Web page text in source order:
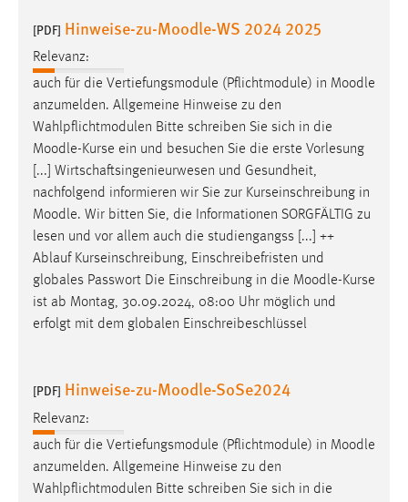
[PDF] Hinweise-zu-Moodle-WS 2024 2025
Relevanz:
auch für die Vertiefungsmodule (Pflichtmodule) in Moodle
anzumelden. Allgemeine Hinweise zu den
Wahlpflichtmodulen Bitte schreiben Sie sich in die
Moodle-Kurse ein und besuchen Sie die erste Vorlesung
[...] Wirtschaftsingenieurwesen und Gesundheit,
nachfolgend informieren wir Sie zur Kurseinschreibung in
Moodle. Wir bitten Sie, die Informationen SORGFÄLTIG zu
lesen und vor allem auch die studiengangss [...] ++
Ablauf Kurseinschreibung, Einschreibefristen und
globales Passwort Die Einschreibung in die Moodle-Kurse
ist ab Montag, 30.09.2024, 08:00 Uhr möglich und
erfolgt mit dem globalen Einschreibeschlüssel
[PDF] Hinweise-zu-Moodle-SoSe2024
Relevanz:
auch für die Vertiefungsmodule (Pflichtmodule) in Moodle
anzumelden. Allgemeine Hinweise zu den
Wahlpflichtmodulen Bitte schreiben Sie sich in die
Um Inhalte von Videoplattformen und Social Media
Plattformen anzeigen zu können, werden von diesen
externen Medien Cookies gesetzt.
YouTube
Vimeo